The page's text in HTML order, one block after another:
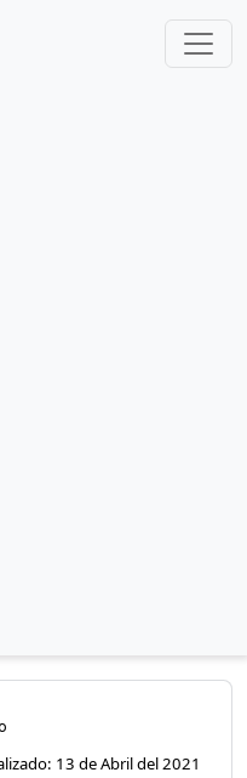
13 de Abril del 2021